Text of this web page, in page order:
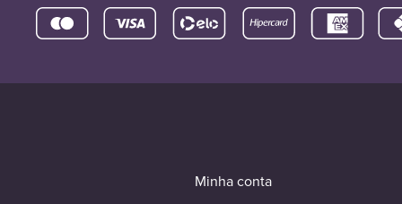
Minha conta